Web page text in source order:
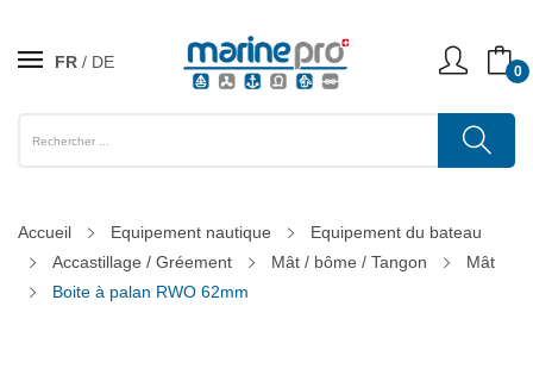
FR DE 0
Accueil Equipement nautique
Equipement du bateau
Accastillage / Gréement
Mât / bôme / Tangon
Mât
Boite à palan RWO 62mm